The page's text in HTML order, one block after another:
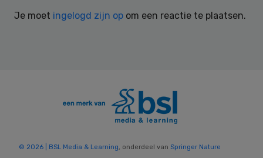
Je moet ingelogd zijn op om een reactie te plaatsen.
© 2026 | BSL Media & Learning, onderdeel van Springer Nature